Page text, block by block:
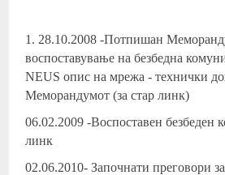
1. 28.10.2008 -Потпишан
воспоставување на безбедна
NEUS опис на мрежа - технички
Меморандумот (за стар линк)
06.02.2009 -Воспоставен безбеден
линк
02.06.2010- Започнати преговори